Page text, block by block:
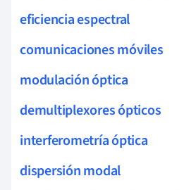
eficiencia espectral
comunicaciones móviles
modulación óptica
demultiplexores ópticos
interferometría óptica
dispersión modal